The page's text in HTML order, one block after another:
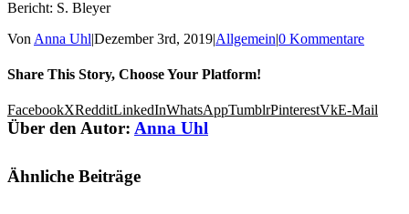
Bericht: S. Bleyer
Von Anna Uhl|Dezember 3rd, 2019|Allgemein|0 Kommentare
Share This Story, Choose Your Platform!
FacebookXRedditLinkedInWhatsAppTumblrPinterestVkE-Mail
Über den Autor: Anna Uhl
Ähnliche Beiträge